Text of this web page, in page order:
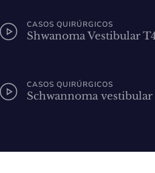
CASOS QUIRÚRGICOS
Shwanoma Vestibular
CASOS QUIRÚRGICOS
Schwannoma vestibular